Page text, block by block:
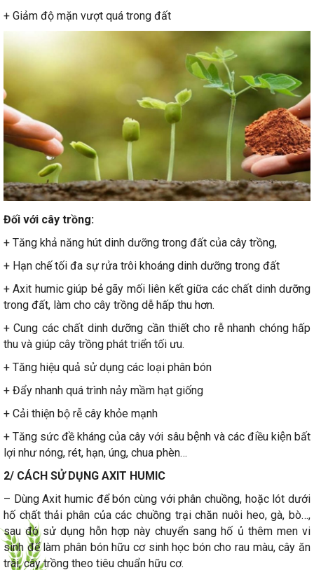
+ Giảm độ mặn vượt quá trong đất
Đối với cây trồng:
+ Tăng khả năng hút dinh dưỡng trong đất của cây trồng,
+ Hạn chế tối đa sự rửa trôi khoáng dinh dưỡng trong đất
+ Axit humic giúp bẻ gãy mối liên kết giữa các chất dinh dưỡng
trong đất, làm cho cây trồng dễ hấp thu hơn.
+ Cung các chất dinh dưỡng cần thiết cho rễ nhanh chóng hấp
thu và giúp cây trồng phát triển tối ưu.
+ Tăng hiệu quả sử dụng các loại phân bón
+ Đẩy nhanh quá trình nảy mầm hạt giống
+ Cải thiện bộ rễ cây khỏe mạnh
+ Tăng sức đề kháng của cây với sâu bệnh và các điều kiện bất
lợi như nóng, rét, hạn, úng, chua phèn…
2/ CÁCH SỬ DỤNG AXIT HUMIC
– Dùng Axit humic để bón cùng với phân chuồng, hoặc lót dưới
hố chất thải phân của các chuồng trại chăn nuôi heo, gà, bò…,
sau đó sử dụng hỗn hợp này chuyển sang hố ủ thêm men vi
sinh để làm phân bón hữu cơ sinh học bón cho rau màu, cây ăn
trái, cây trồng theo tiêu chuẩn hữu cơ.